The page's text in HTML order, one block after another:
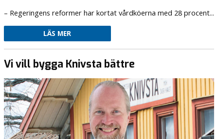
– Regeringens reformer har kortat vårdköerna med 28 procent...
LÄS MER
Vi vill bygga Knivsta bättre